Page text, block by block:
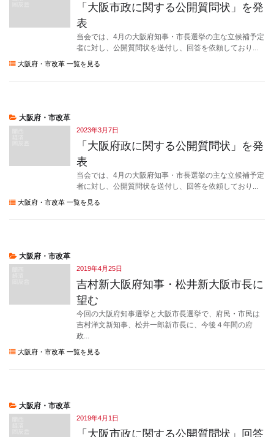
「大阪市政に関する公開質問状」を発
表
当会では、4月の大阪府知事・市長選挙の主な立候補予定
者に対し、公開質問状を送付し、回答を依頼しており...
大阪府・市改革 一覧を見る
大阪府・市改革
2023年3月7日
「大阪府政に関する公開質問状」を発
表
当会では、4月の大阪府知事・市長選挙の主な立候補予定
者に対し、公開質問状を送付し、回答を依頼しており...
大阪府・市改革 一覧を見る
大阪府・市改革
2019年4月25日
吉村新大阪府知事・松井新大阪市長に
望む
今回の大阪府知事選挙と大阪市長選挙で、府民・市民は
吉村洋文新知事、松井一郎新市長に、今後４年間の府
政...
大阪府・市改革 一覧を見る
大阪府・市改革
2019年4月1日
「大阪市政に関する公開質問状」回答